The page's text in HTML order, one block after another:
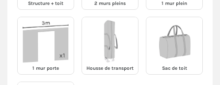
Structure + toit 2 murs pleins 1 mur plein
1 mur porte Housse de transport Sac de toit